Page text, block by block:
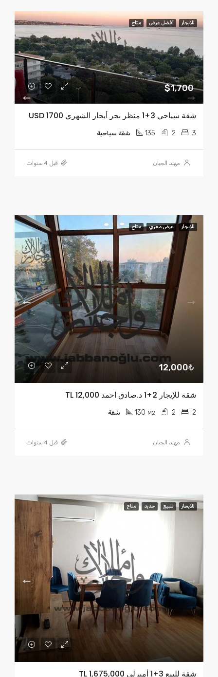
للايجار أفضل عرض متاح
$1,700
شقة سياحي 3+1 منظر بحر أيجار الشهري USD 1700
3
2
135 شقة سياحية
مهند الجبان قبل 4 سنوات
للايجار عرض مغري متاح
12,000₺
شقة للإيجار 2+1 د.صادق احمد TL 12,000
2
2
130 M2 شقة
مهند الجبان قبل 4 سنوات
للايجار للبيع جديد متاح
شقة للبيع 3+1 أمبرلي TL 1,675,000